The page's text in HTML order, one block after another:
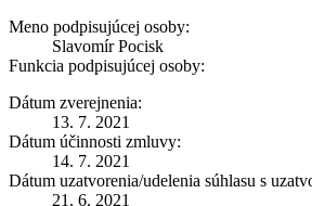
Meno podpisujúcej osoby:
Slavomír Pocisk
Funkcia podpisujúcej osoby:
Dátum zverejnenia:
13. 7. 2021
Dátum účinnosti zmluvy:
14. 7. 2021
Dátum uzatvorenia/udelenia súhlasu s
21. 6. 2021